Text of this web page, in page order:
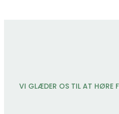
VI GLÆDER OS TIL AT HØRE